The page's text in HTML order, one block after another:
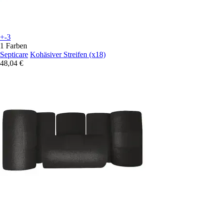
+-3
1 Farben
Septicare Kohäsiver Streifen (x18)
48,04 €